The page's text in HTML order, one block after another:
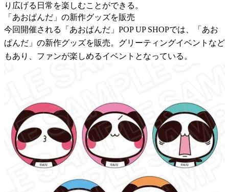
り広げる日常を楽しむことができる。
「あおぱんだ」の新作グッズを販売
今回開催される「あおぱんだ」POP UP SHOPでは、「あお
ぱんだ」の新作グッズを販売。グリーティングイベントなど
もあり、ファンが楽しめるイベントとなっている。